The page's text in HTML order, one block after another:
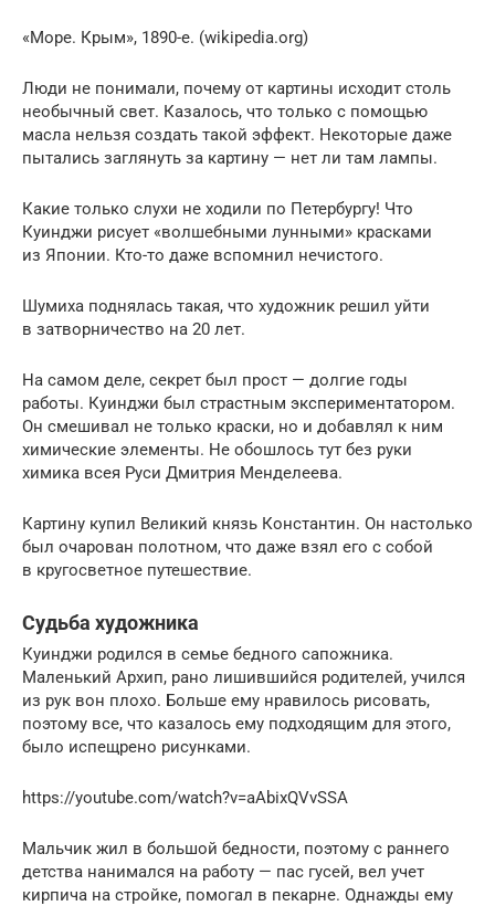
«Море. Крым», 1890-е. (wikipedia.org)
Люди не понимали, почему от картины исходит столь
необычный свет. Казалось, что только с помощью
масла нельзя создать такой эффект. Некоторые даже
пытались заглянуть за картину — нет ли там лампы.
Какие только слухи не ходили по Петербургу! Что
Куинджи рисует «волшебными лунными» красками
из Японии. Кто-то даже вспомнил нечистого.
Шумиха поднялась такая, что художник решил уйти
в затворничество на 20 лет.
На самом деле, секрет был прост — долгие годы
работы. Куинджи был страстным экспериментатором.
Он смешивал не только краски, но и добавлял к ним
химические элементы. Не обошлось тут без руки
химика всея Руси Дмитрия Менделеева.
Картину купил Великий князь Константин. Он настолько
был очарован полотном, что даже взял его с собой
в кругосветное путешествие.
Судьба художника
Куинджи родился в семье бедного сапожника.
Маленький Архип, рано лишившийся родителей, учился
из рук вон плохо. Больше ему нравилось рисовать,
поэтому все, что казалось ему подходящим для этого,
было испещрено рисунками.
https://youtube.com/watch?v=aAbixQVvSSA
Мальчик жил в большой бедности, поэтому с раннего
детства нанимался на работу — пас гусей, вел учет
кирпича на стройке, помогал в пекарне. Однажды ему